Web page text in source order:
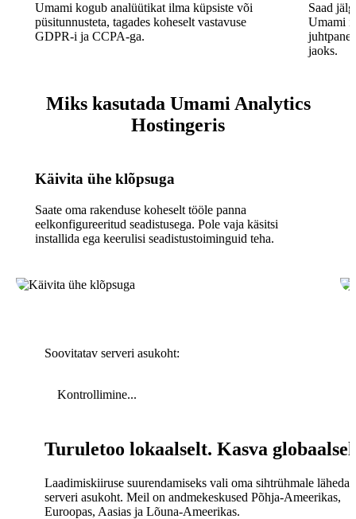
Umami kogub analüütikat ilma küpsiste või
püsitunnusteta, tagades koheselt vastavuse
GDPR-i ja CCPA-ga.
Saad
Umami
jaoks.
Miks kasutada Umami Analytics
Hostingeris
Käivita ühe klõpsuga
Saate oma rakenduse koheselt tööle panna
eelkonfigureeritud seadistusega. Pole vaja käsitsi
installida ega keerulisi seadistustoiminguid teha.
Soovitatav serveri asukoht:
Kontrollimine...
Turuletoo lokaalselt. Kasva
Laadimiskiiruse suurendamiseks vali oma sihtrühmale lähedal
serveri asukoht. Meil on andmekeskused Põhja-Ameerikas,
Euroopas, Aasias ja Lõuna-Ameerikas.